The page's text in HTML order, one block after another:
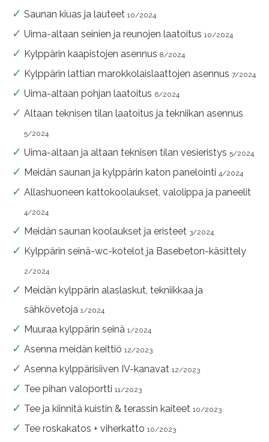
Saunan kiuas ja lauteet 10/2024
Uima-altaan seinien ja reunojen laatoitus 10/2024
Kylppärin kaapistojen asennus 8/2024
Kylppärin lattian marokkolaislaattojen asennus 7/2024
Uima-altaan pohjan laatoitus 6/2024
Altaan teknisen tilan laatoitus ja tekniikan asennus
5/2024
Uima-altaan ja altaan teknisen tilan vesieristys 5/2024
Meidän saunan ja kylppärin katon panelointi 4/2024
Allashuoneen kattokoolaukset, valolippa ja paneelit
4/2024
Meidän saunan koolaukset ja eristeet 3/2024
Kylppärin seinä-wc-kotelot ja Basebeton-käsittely
2/2024
Meidän kylppärin alaslaskut, tekniikkaa ja
sähkövetoja 1/2024
Muuraa kylppärin seinä 1/2024
Asenna meidän keittiö 12/2023
Asenna kylppärisiiven IV-kanavat 12/2023
Tee pihan valoportti 11/2023
Tee ja kiinnitä kuistin & terassin kaiteet 10/2023
Tee roskakatos + viherkatto 10/2023